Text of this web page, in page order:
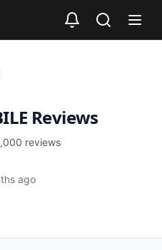
Reviews
reviews
ago